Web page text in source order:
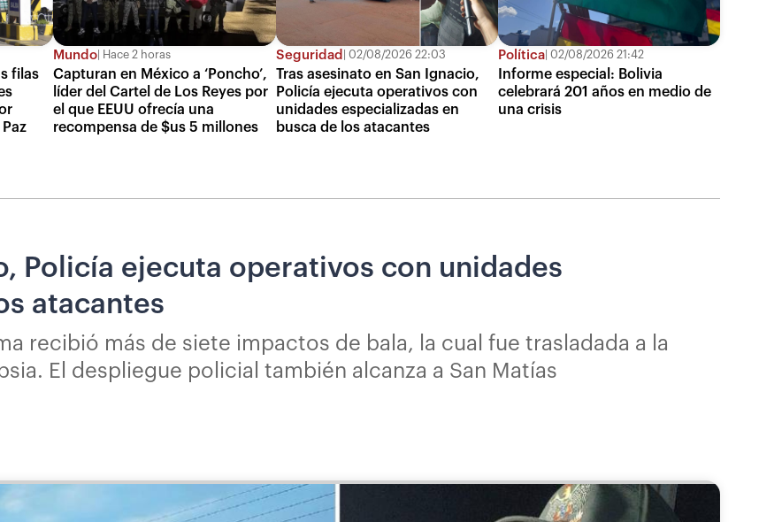
filas
Mundo Hace 2 horas
Capturan en México a ‘Poncho’,
líder del Cartel de Los Reyes por
el que EEUU ofrecía una
recompensa de $us 5 millones
Seguridad 02/08/2026 22:03
Tras asesinato en San Ignacio,
Policía ejecuta operativos con
unidades especializadas en
busca de los atacantes
Política 02/08/2026 21:42
Informe especial: Bolivia
celebrará 201 años en medio de
una crisis
Policía ejecuta operativos con unidades
atacantes
recibió más de siete impactos de bala, la cual fue trasladada a la
El despliegue policial también alcanza a San Matías